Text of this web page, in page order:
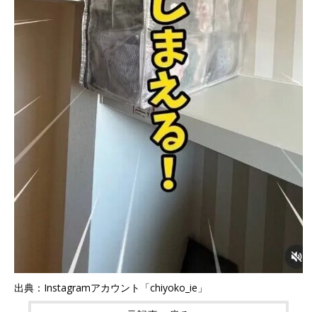
出典：Instagramアカウント「chiyoko_ie」